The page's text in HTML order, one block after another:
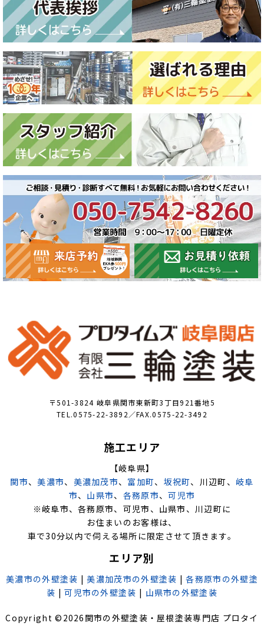
〒501-3824 岐阜県関市東新町3丁目921番地5
TEL.0575-22-3892／FAX.0575-22-3492
施工エリア
【岐阜県】
関市、美濃市、 美濃加茂市、 富加町、 坂祝町、川辺町、 岐阜
市、 山県市、 各務原市、可児市
※岐阜市、各務原市、可児市、山県市、川辺町に
お住まいのお客様は、
車で30分以内で伺える場所に限定させて頂きます。
エリア別
美濃市の外壁塗装 |美濃加茂市の外壁塗装 |各務原市の外壁塗
装 |可児市の外壁塗装 | 山県市の外壁塗装
Copyright © 2026 関市の外壁塗装・屋根塗装専門店 プロタイ